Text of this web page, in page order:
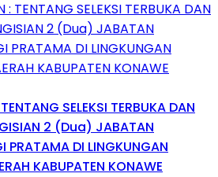
SELEKSI TERBUKA DAN
2 (Dua) JABATAN
PRATAMA DI LINGKUNGAN
KABUPATEN KONAWE